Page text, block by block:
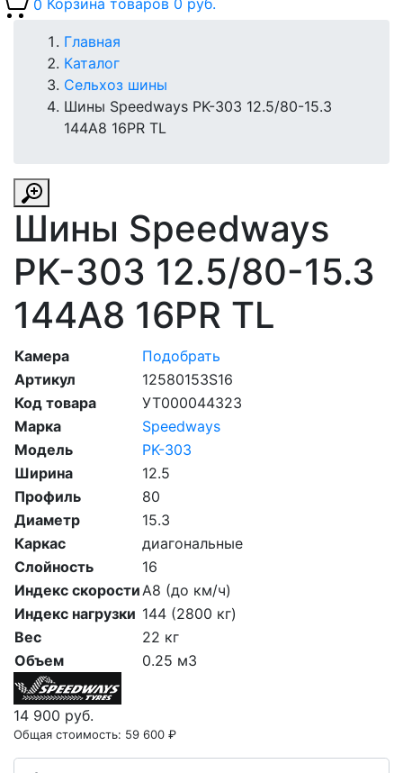
0 Корзина товаров 0 руб.
Главная
Каталог
Сельхоз шины
Шины Speedways PK-303 12.5/80-15.3
144A8 16PR TL
Шины Speedways
PK-303 12.5/80-15.3
144A8 16PR TL
Камера
Подобрать
Артикул
12580153S16
Код товара
УТ000044323
Марка
Speedways
Модель
PK-303
Ширина
12.5
Профиль
80
Диаметр
15.3
Каркас
диагональные
Слойность
16
Индекс скоростиA8 (до км/ч)
Индекс нагрузки 144 (2800 кг)
Вес
22 кг
Объем
0.25 м3
14 900 руб.
Общая стоимость: 59 600 ₽